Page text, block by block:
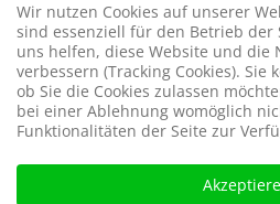
Wir nutzen Cookies auf unserer
sind essenziell für den Betrieb der
uns helfen, diese Website und die
verbessern (Tracking Cookies). Sie
ob Sie die Cookies zulassen
bei einer Ablehnung womöglich
Funktionalitäten der Seite zur